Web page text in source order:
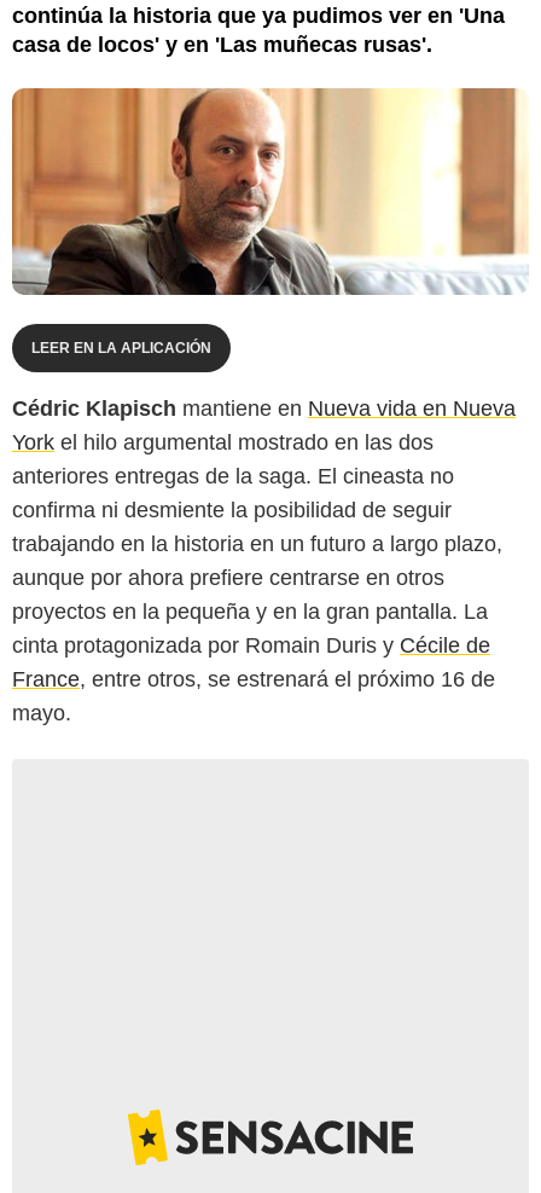
continúa la historia que ya pudimos ver en 'Una
casa de locos' y en 'Las muñecas rusas'.
LEER EN LA APLICACIÓN
Cédric Klapisch mantiene en Nueva vida en Nueva
York el hilo argumental mostrado en las dos
anteriores entregas de la saga. El cineasta no
confirma ni desmiente la posibilidad de seguir
trabajando en la historia en un futuro a largo plazo,
aunque por ahora prefiere centrarse en otros
proyectos en la pequeña y en la gran pantalla. La
cinta protagonizada por Romain Duris y Cécile de
France, entre otros, se estrenará el próximo 16 de
mayo.